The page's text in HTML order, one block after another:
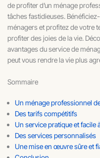
de profiter d’un ménage
tâches fastidieuses.
ménagers et profitez de votre
profiter des joies de la vie.
avantages du service de
peut vous rendre la vie plus
Sommaire
Un ménage professionnel
Des tarifs compétitifs
Un service pratique et facile
Des services personnalisés
Une mise en œuvre sûre et